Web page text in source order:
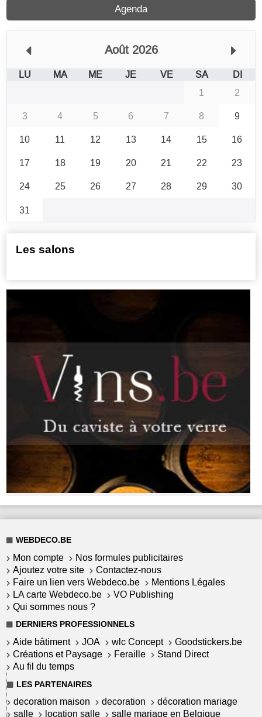
Agenda
Août 2026
LU MA ME JE VE SA
DI
1
2
3
4 5 6 7 8
9
10
11 12 13 14 15
16
17
18 19 20 21 22
23
24
25 26 27 28 29
30
31
Les salons
WEBDECO.BE
Mon compte
Nos formules publicitaires
Ajoutez votre site
Contactez-nous
Faire un lien vers Webdeco.be
Mentions Légales
LA carte Webdeco.be
VO Publishing
Qui sommes nous ?
DERNIERS PROFESSIONNELS
Aide bâtiment JOA wlc Concept
Goodstickers.be
Créations et Paysage
Feraille
Stand Direct
Au fil du temps
LES PARTENAIRES
decoration maison decoration
décoration mariage
salle
location salle salle mariage en Belgique